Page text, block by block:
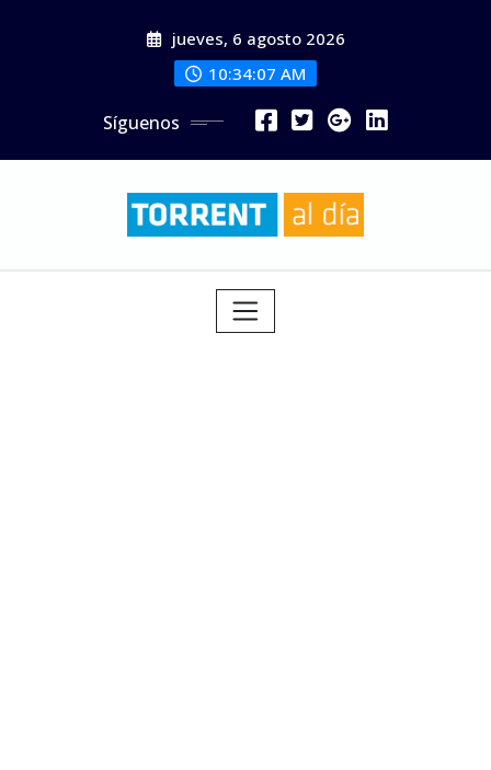
jueves, 6 agosto 2026
10:34:09 AM
Síguenos